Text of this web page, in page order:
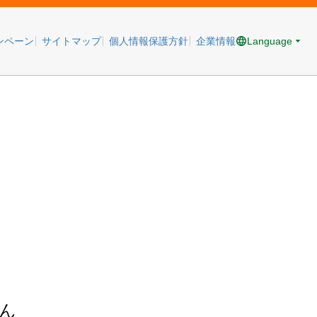
ペーン サイトマップ 個人情報保護方針 企業情報 Language